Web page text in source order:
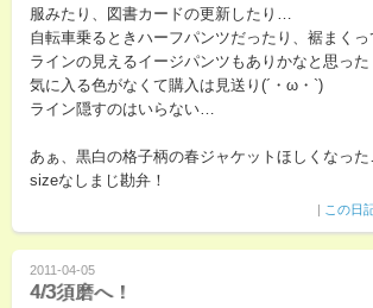
服みたり、図書カードの更新したり…
自転車乗るときハーフパンツだったり、裾まく
ラインの見えるイージパンツもありかなと思った
気に入る色がなくて購入は見送り(´・ω・`)
ライン隠すのはいらない…
あぁ、黒白の格子柄の春ジャケットほしくなっ
sizeなしまじ勘弁！
| この日
2011-04-05
4/3須磨へ！